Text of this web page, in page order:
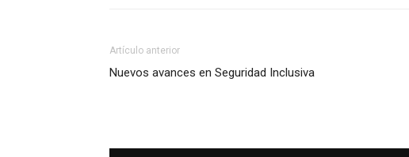
Artículo anterior
Nuevos avances en Seguridad Inclusiva